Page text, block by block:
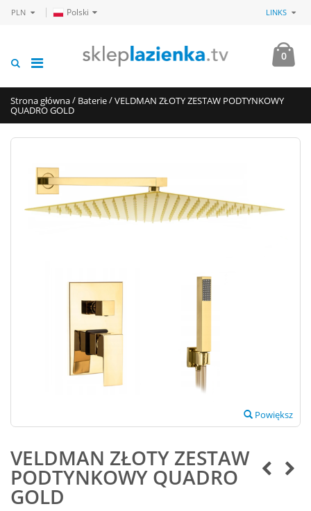
PLN Polski LINKS
0
Strona główna/ Baterie/VELDMAN ZŁOTY ZESTAW PODTYNKOWY
QUADRO GOLD
Powiększ
VELDMAN ZŁOTY ZESTAW
PODTYNKOWY QUADRO
GOLD